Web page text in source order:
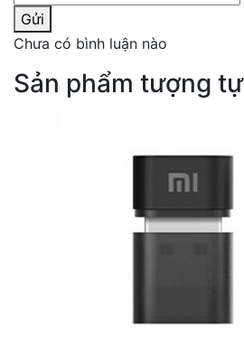
Gửi
Chưa có bình luận nào
Sản phẩm tượng tự